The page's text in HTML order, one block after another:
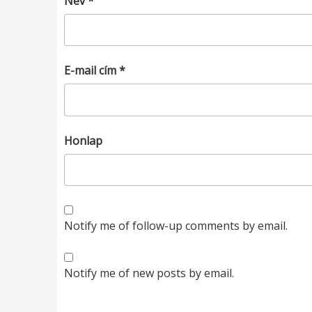
E-mail cím*
Honlap
Notify me of follow-up comments by email.
Notify me of new posts by email.